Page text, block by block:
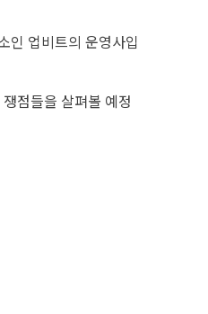
인 업비트의 운영사입
점들을 살펴볼 예정